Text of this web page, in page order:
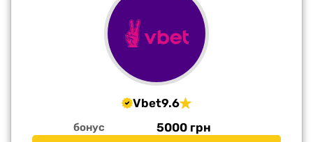
Vbet9.6
бонус 5000 грн